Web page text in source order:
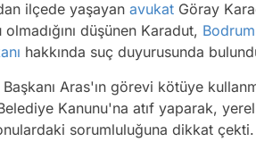
ilçede yaşayan avukat Göray
olmadığını düşünen Karadut, Bodrum
hakkında suç duyurusunda
Aras'ın görevi kötüye
Kanunu'na atıf yaparak,
sorumluluğuna dikkat çekti.